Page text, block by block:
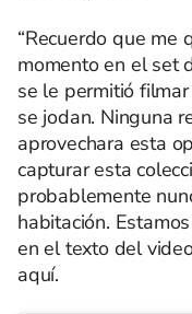
“Recuerdo que me
momento en el set
se le permitió
se jodan. Ninguna
aprovechara esta
capturar esta
probablemente
habitación.
en el texto del
aquí.